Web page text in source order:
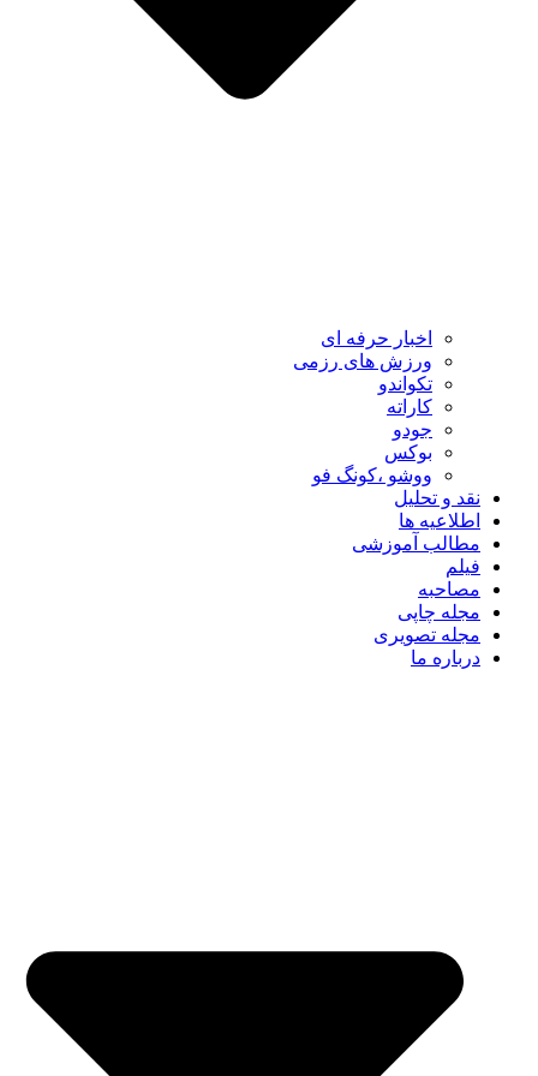
اخبار حرفه ای
ورزش های رزمی
تکواندو
کاراته
جودو
بوکس
ووشو ،کونگ فو
نقد و تحلیل
اطلاعیه ها
مطالب آموزشی
فیلم
مصاحبه
مجله چاپی
مجله تصویری
درباره ما